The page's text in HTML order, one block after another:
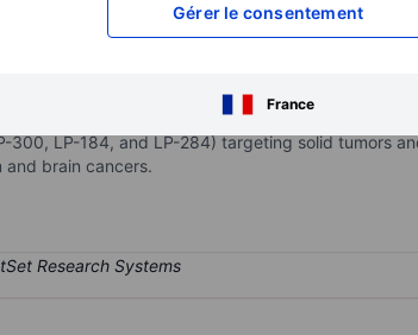
Gérer le consentement
France
focused on developing oncology drug
develop, and advance small molecule therapies
300, LP-184, and LP-284) targeting solid tumors
and brain cancers.